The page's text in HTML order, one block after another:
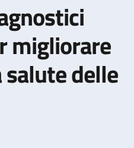
migliorare
salute delle